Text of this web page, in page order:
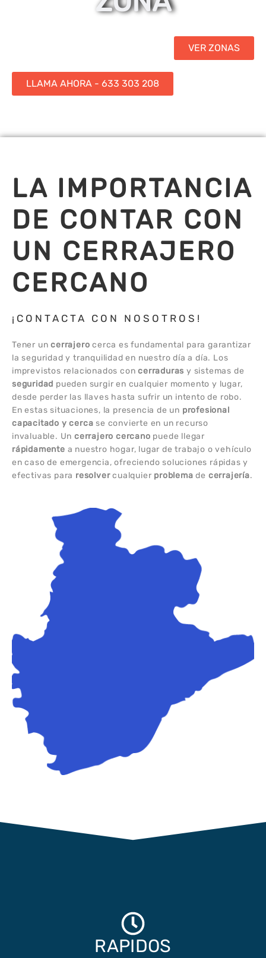
VER ZONAS
LLAMA AHORA - 633 303 208
LA IMPORTANCIA
DE CONTAR CON
UN CERRAJERO
CERCANO
¡CONTACTA CON NOSOTROS!
Tener uncerrajerocerca es fundamental para garantizar
la seguridad y tranquilidad en nuestro día a día. Los
imprevistos relacionados concerradurasy sistemas de
seguridad pueden surgir en cualquier momento y lugar,
desde perder las llaves hasta sufrir un intento de robo.
En estas situaciones, la presencia de un profesional
capacitado y cerca se convierte en un recurso
invaluable. Uncerrajero cercano puede llegar
rápidamente a nuestro hogar, lugar de trabajo o vehículo
en caso de emergencia, ofreciendo soluciones rápidas y
efectivas para resolvercualquier problemade cerrajería.
RAPIDOS